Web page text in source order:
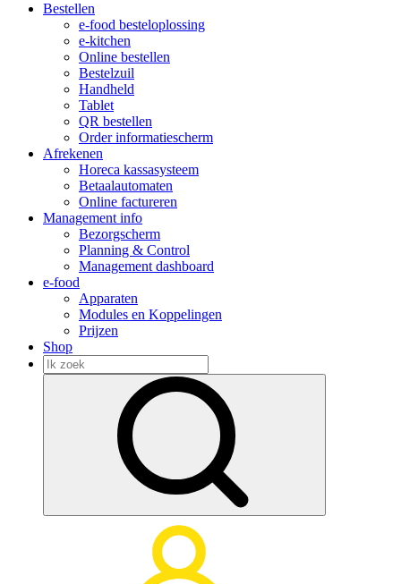
Bestellen
e-food besteloplossing
e-kitchen
Online bestellen
Bestelzuil
Handheld
Tablet
QR bestellen
Order informatiescherm
Afrekenen
Horeca kassasysteem
Betaalautomaten
Online factureren
Management info
Bezorgscherm
Planning & Control
Management dashboard
e-food
Apparaten
Modules en Koppelingen
Prijzen
Shop